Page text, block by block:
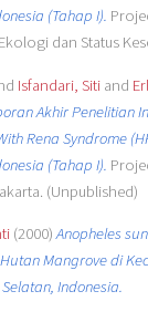
(Tahap I).
dan Status
Isfandari, Sitiand
Akhir Penelitian
Rena Syndrome
(Tahap I).
(Unpublished)
(2000)Anopheles
Mangrove di
Indonesia.